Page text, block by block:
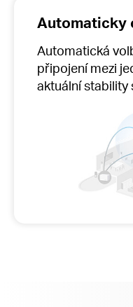
Automaticky
Automatická
připojení mezi
aktuální stability